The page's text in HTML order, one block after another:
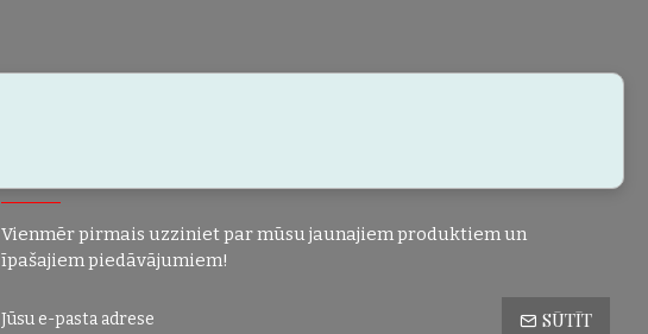
Vienmēr pirmais uzziniet par mūsu jaunajiem produktiem un
īpašajiem piedāvājumiem!
SŪTĪT